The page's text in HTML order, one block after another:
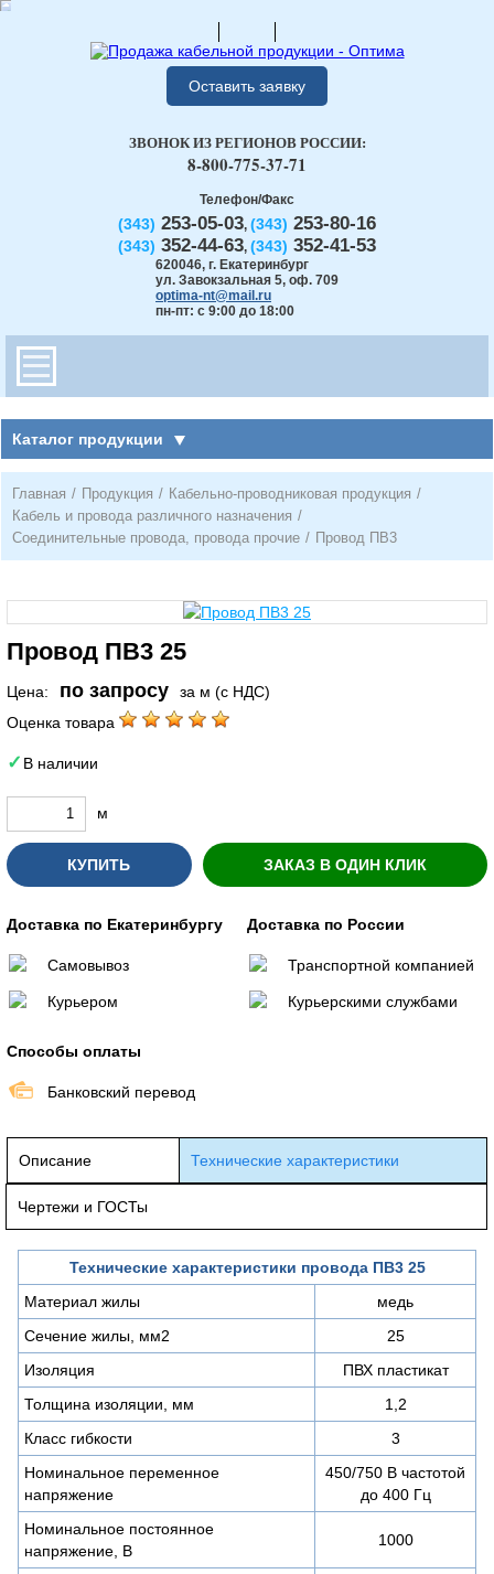
Оставить заявку
Телефон/Факс
(343) 253-05-03, (343) 253-80-16
(343) 352-44-63, (343) 352-41-53
620046, г. Екатеринбург
ул. Завокзальная 5, оф. 709
optima-nt@mail.ru
пн-пт: с 9:00 до 18:00
ЗВОНОК ИЗ РЕГИОНОВ РОССИИ:
8-800-775-37-71
Каталог продукции
Главная / Продукция / Кабельно-проводниковая продукция /
Кабель и провода различного назначения /
Соединительные провода, провода прочие / Провод ПВ3
Провод ПВ3 25
Цена: по запросу
за м (с НДС)
Оценка товара
В наличии
м
КУПИТЬ ЗАКАЗ В ОДИН КЛИК
Доставка по Екатеринбургу
Самовывоз
Курьером
Доставка по России
Транспортной компанией
Курьерскими службами
Способы оплаты
Банковский перевод
Описание Технические характеристики
Чертежи и ГОСТы
Технические характеристики провода ПВ3 25
Материал жилы
медь
Сечение жилы, мм2
25
Изоляция
ПВХ пластикат
Толщина изоляции, мм
1,2
Класс гибкости
3
Номинальное переменное
напряжение
450/750 В частотой
до 400 Гц
Номинальное постоянное
напряжение, В
1000